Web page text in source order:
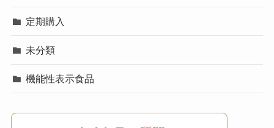
定期購入
未分類
機能性表示食品